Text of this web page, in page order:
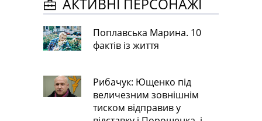
АКТИВНІ ПЕРСОНАЖІ
Поплавська Марина. 10
фактів із життя
Рибачук: Ющенко під
величезним зовнішнім
тиском відправив у